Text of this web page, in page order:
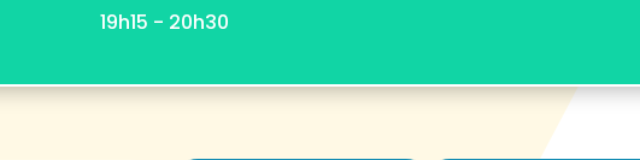
19h15 - 20h30